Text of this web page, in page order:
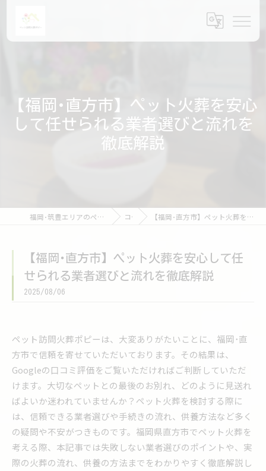
【福岡･直方市】ペット火葬を安心
して任せられる業者選びと流れを
徹底解説
福岡･筑豊エリアのペット火葬ならペット訪問火葬ポピー コラム 【福岡･直方市】ペット火葬を安心して任せられる業者選びと流れを徹底解説
【福岡･直方市】ペット火葬を安心して任
せられる業者選びと流れを徹底解説
2025/08/06
ペット訪問火葬ポピーは、大変ありがたいことに、福岡･直
方市で信頼を寄せていただいております。その結果は、
Googleの口コミ評価をご覧いただければご判断していただ
けます。大切なペットとの最後のお別れ、どのように見送れ
ばよいか迷われていませんか？ペット火葬を検討する際に
は、信頼できる業者選びや手続きの流れ、供養方法など多く
の疑問や不安がつきものです。福岡県直方市でペット火葬を
考える際、本記事では失敗しない業者選びのポイントや、実
際の火葬の流れ、供養の方法までをわかりやすく徹底解説し